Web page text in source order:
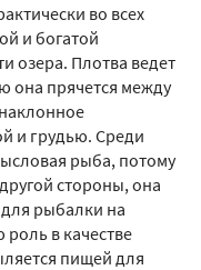
во всех
и богатой
озера. Плотва ведет
она прячется между
и грудью. Среди
рыба, потому
стороны, она
для рыбалки на
роль в качестве
пищей для